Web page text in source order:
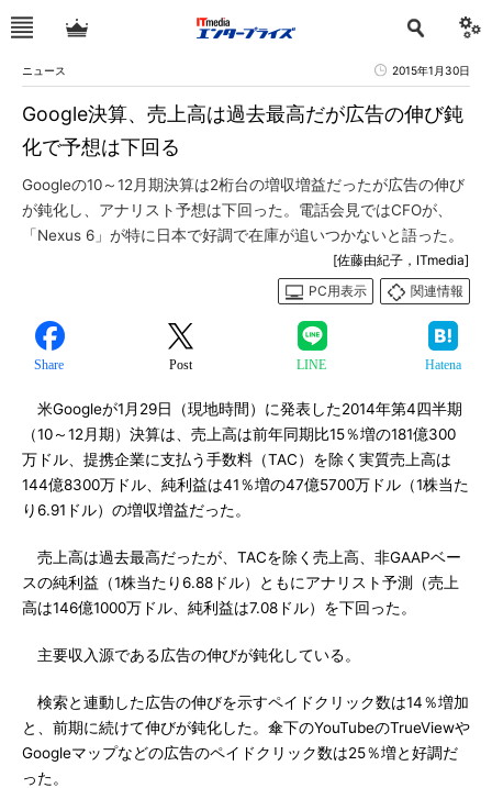
ニュース 2015年1月30日
Google決算、売上高は過去最高だが広告の伸び鈍
化で予想は下回る
Googleの10～12月期決算は2桁台の増収増益だったが広告の伸び
が鈍化し、アナリスト予想は下回った。電話会見ではCFOが、
「Nexus 6」が特に日本で好調で在庫が追いつかないと語った。
[佐藤由紀子，ITmedia]
PC用表示
関連情報
Share Post LINE Hatena
米Googleが1月29日（現地時間）に発表した2014年第4四半期
（10～12月期）決算は、売上高は前年同期比15％増の181億300
万ドル、提携企業に支払う手数料（TAC）を除く実質売上高は
144億8300万ドル、純利益は41％増の47億5700万ドル（1株当た
り6.91ドル）の増収増益だった。
売上高は過去最高だったが、TACを除く売上高、非GAAPベー
スの純利益（1株当たり6.88ドル）ともにアナリスト予測（売上
高は146億1000万ドル、純利益は7.08ドル）を下回った。
主要収入源である広告の伸びが鈍化している。
検索と連動した広告の伸びを示すペイドクリック数は14％増加
と、前期に続けて伸びが鈍化した。傘下のYouTubeのTrueViewや
Googleマップなどの広告のペイドクリック数は25％増と好調だ
った。